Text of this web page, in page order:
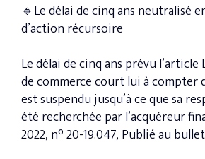
🔹Le délai de cinq ans neutralisé
d’action récursoire
Le délai de cinq ans prévu l’article
de commerce court lui à compter
est suspendu jusqu’à ce que sa
été recherchée par l’acquéreur
2022, n° 20-19.047, Publié au